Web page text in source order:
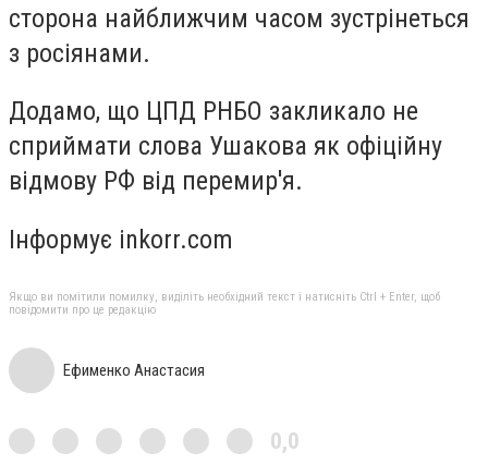
сторона найближчим часом зустрінеться
з росіянами.
Додамо, що ЦПД РНБО закликало не
сприймати слова Ушакова як офіційну
відмову РФ від перемир'я.
Інформує inkorr.com
Якщо ви помітили помилку, виділіть необхідний текст і натисніть Ctrl + Enter, щоб
повідомити про це редакцію
Ефименко Анастасия
0,0